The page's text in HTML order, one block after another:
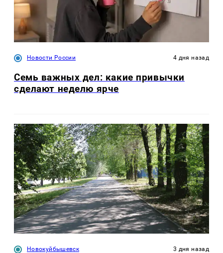
Новости России 4 дня назад
Семь важных дел: какие привычки
сделают неделю ярче
Новокуйбышевск 3 дня назад